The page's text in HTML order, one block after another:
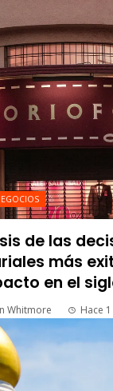
de las
más
en el
Whitmore Hace